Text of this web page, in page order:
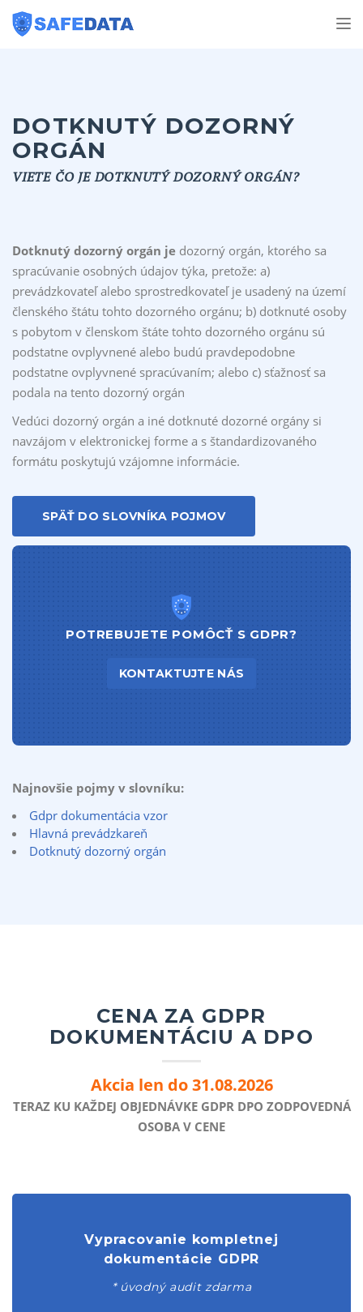
DOTKNUTÝ DOZORNÝ
ORGÁN
VIETE ČO JE DOTKNUTÝ DOZORNÝ ORGÁN?
Dotknutý dozorný orgán je dozorný orgán, ktorého sa
spracúvanie osobných údajov týka, pretože: a)
prevádzkovateľ alebo sprostredkovateľ je usadený na území
členského štátu tohto dozorného orgánu; b) dotknuté osoby
s pobytom v členskom štáte tohto dozorného orgánu sú
podstatne ovplyvnené alebo budú pravdepodobne
podstatne ovplyvnené spracúvaním; alebo c) sťažnosť sa
podala na tento dozorný orgán
Vedúci dozorný orgán a iné dotknuté dozorné orgány si
navzájom v elektronickej forme a s štandardizovaného
formátu poskytujú vzájomne informácie.
SPÄŤ DO SLOVNÍKA POJMOV
POTREBUJETE POMÔCŤ S GDPR?
KONTAKTUJTE NÁS
Najnovšie pojmy v slovníku:
Gdpr dokumentácia vzor
Hlavná prevádzkareň
Dotknutý dozorný orgán
CENA ZA GDPR
DOKUMENTÁCIU A DPO
Akcia len do 31.08.2026
TERAZ KU KAŽDEJ OBJEDNÁVKE GDPR DPO ZODPOVEDNÁ
OSOBA V CENE
Vypracovanie kompletnej
dokumentácie GDPR
* úvodný audit zdarma